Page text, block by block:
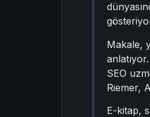
Makale,
SEO
Riemer,
E-kitap,